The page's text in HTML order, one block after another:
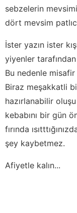
sebzelerin
dört mevsim
İster yazın ister
yiyenler
Bu nedenle
Biraz meşakkatli
hazırlanabilir
kebabını bir gün
fırında
şey kaybetmez.
Afiyetle kalın...